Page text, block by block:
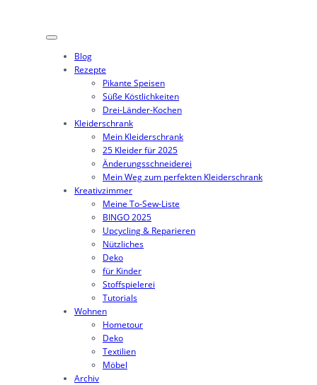
Blog
Rezepte
Pikante Speisen
Süße Köstlichkeiten
Drei-Länder-Kochen
Kleiderschrank
Mein Kleiderschrank
25 Kleider für 2025
Änderungsschneiderei
Mein Weg zum perfekten Kleiderschrank
Kreativzimmer
Meine To-Sew-Liste
BINGO 2025
Upcycling & Reparieren
Nützliches
Deko
für Kinder
Stoffspielerei
Tutorials
Wohnen
Hometour
Deko
Textilien
Möbel
Archiv